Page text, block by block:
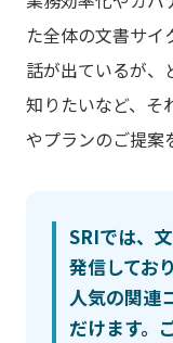
た全体の文書サ
話が出ているが、
知りたいなど、そ
やプランのご提案
SRIでは、
発信してお
人気の関連
だけます。